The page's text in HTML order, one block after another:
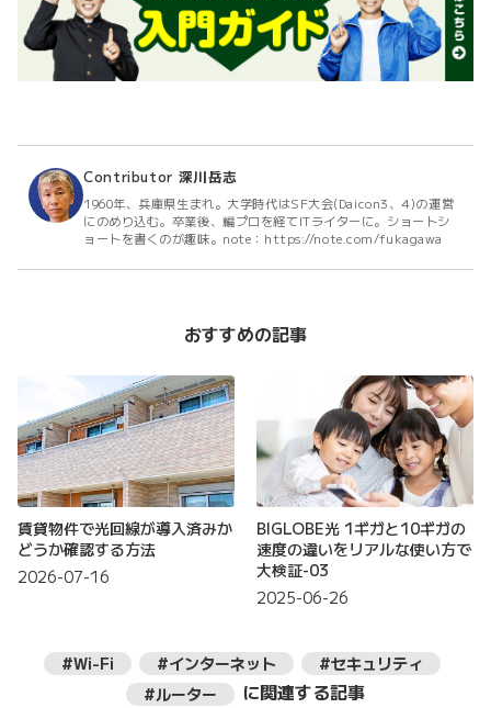
Contributor 深川岳志
1960年、兵庫県生まれ。大学時代はSF大会(Daicon3、4)の運営
にのめり込む。卒業後、編プロを経てITライターに。ショートシ
ョートを書くのが趣味。note：https://note.com/fukagawa
おすすめの記事
賃貸物件で光回線が導入済みか
どうか確認する方法
2026-07-16
BIGLOBE光 1ギガと10ギガの
速度の違いをリアルな使い方で
大検証-03
2025-06-26
#Wi-Fi #インターネット
#セキュリティ
#ルーター
に関連する記事